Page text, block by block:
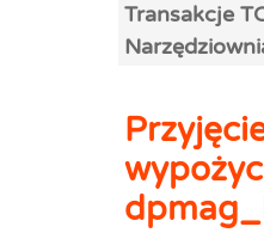
Transakcje